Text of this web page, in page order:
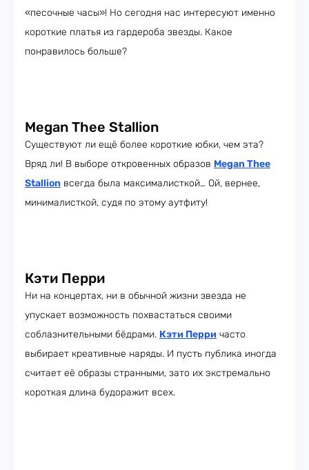
«песочные часы»! Но сегодня нас интересуют именно
короткие платья из гардероба звезды. Какое
понравилось больше?
Megan Thee Stallion
Существуют ли ещё более короткие юбки, чем эта?
Вряд ли! В выборе откровенных образов Megan Thee
Stallion всегда была максималисткой… Ой, вернее,
минималисткой, судя по этому аутфиту!
Кэти Перри
Ни на концертах, ни в обычной жизни звезда не
упускает возможность похвастаться своими
соблазнительными бёдрами. Кэти Перри часто
выбирает креативные наряды. И пусть публика иногда
считает её образы странными, зато их экстремально
короткая длина будоражит всех.